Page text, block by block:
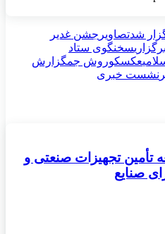
شدتصاویر جشن غدیر
سخنگوی ستاد
عکسکوروش جمگزارش
نشست خبری
تأمین تجهیزات صنعتی و
صنایع